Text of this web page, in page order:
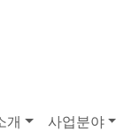
개 사업분야